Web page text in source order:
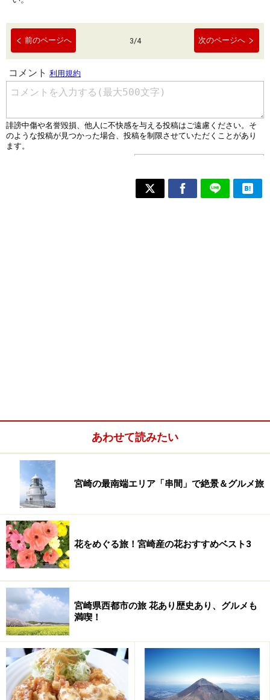
前のページへ 3/4 次のページへ
あわせて読みたい
宮崎の最南端エリア「串間」で絶景＆グルメ旅
花をめぐる旅！宮崎産の花おすすめベスト3
宮崎県西都市の旅 花あり歴史あり、グルメも
満喫！